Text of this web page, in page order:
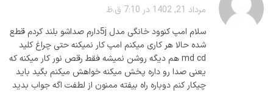
مرداد 21, 1402 در 7:10 ق.ظ
سلام امپ کنوود خانگی مدل 5jدارم صداشو بلند کردم قطع
شده حالا هر کاری میکنم امپ کار نمیکنه حتی چراغ کلید
md cd هم دیگه روشن نمیشه فقط رقص نور کار میکنه که
یعنی صدا رو داره پخش میکنه خواهش میکنم بگید باید
چیکار کنم دوباره راه بیفته ممنون از لطفت اگه جواب بدید